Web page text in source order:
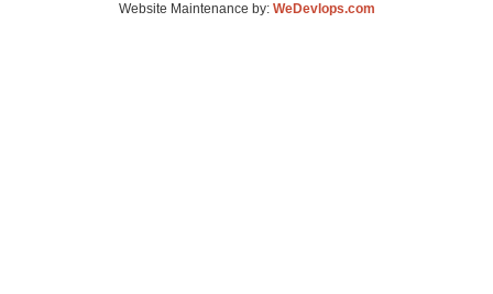
Website Maintenance by: WeDevlops.com